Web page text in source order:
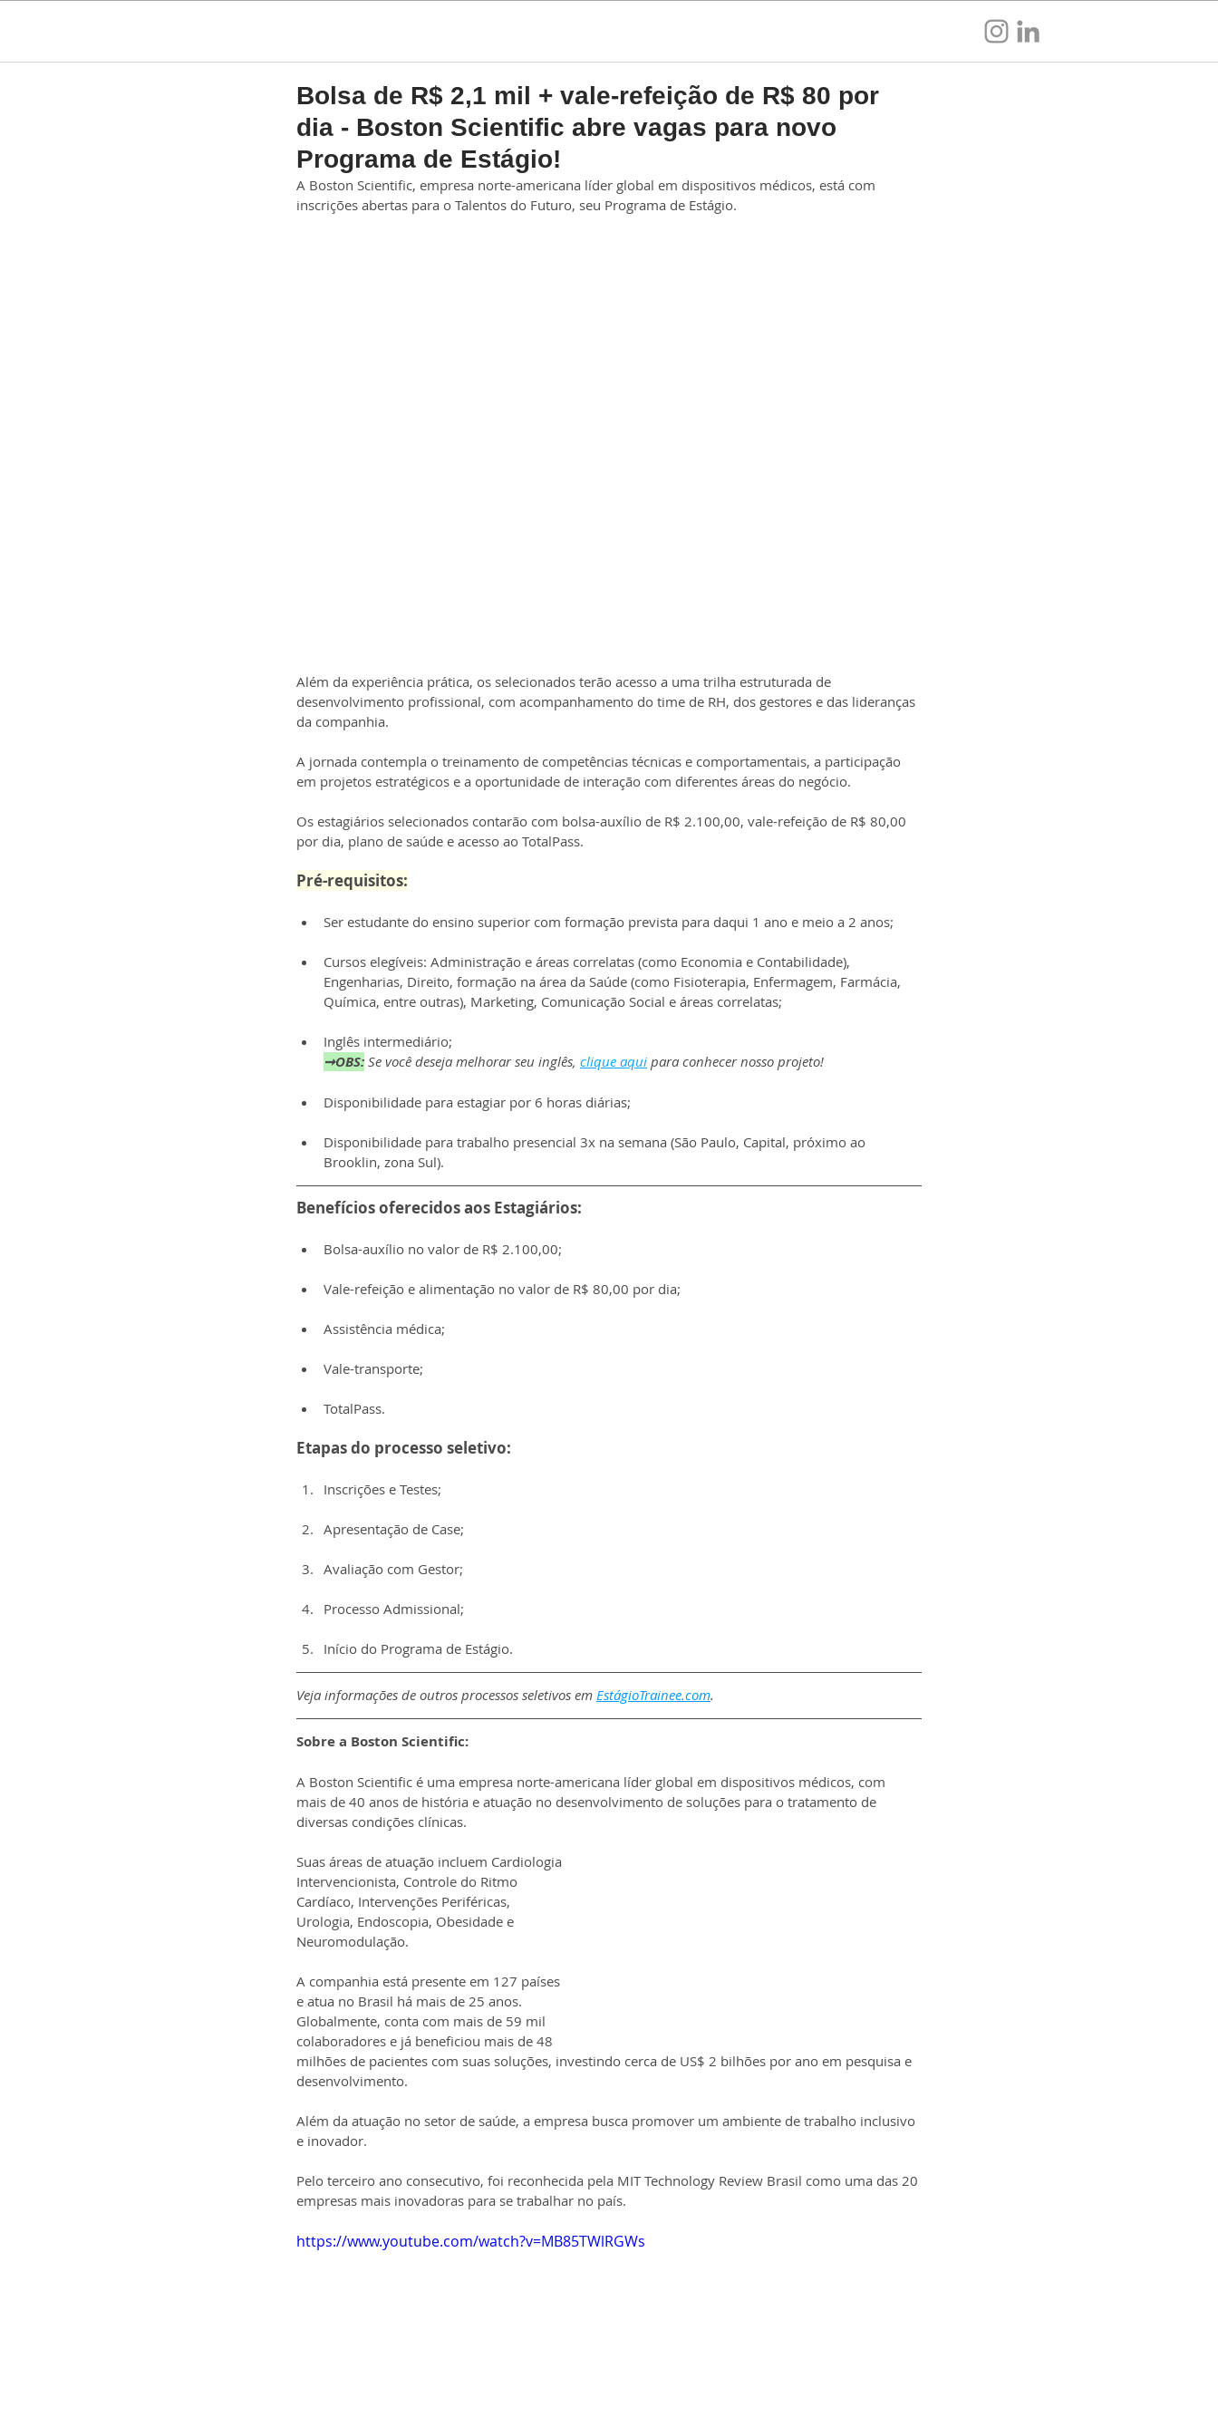
Bolsa de R$ 2,1 mil + vale-refeição de R$ 80 por
dia - Boston Scientific abre vagas para novo
Programa de Estágio!
A Boston Scientific, empresa norte-americana líder global em dispositivos médicos, está com
inscrições abertas para o Talentos do Futuro, seu Programa de Estágio.
Além da experiência prática, os selecionados terão acesso a uma trilha estruturada de
desenvolvimento profissional, com acompanhamento do time de RH, dos gestores e das lideranças
da companhia.
A jornada contempla o treinamento de competências técnicas e comportamentais, a participação
em projetos estratégicos e a oportunidade de interação com diferentes áreas do negócio.
Os estagiários selecionados contarão com bolsa-auxílio de R$ 2.100,00, vale-refeição de R$ 80,00
por dia, plano de saúde e acesso ao TotalPass.
Pré-requisitos:
Ser estudante do ensino superior com formação prevista para daqui 1 ano e meio a 2 anos;
Cursos elegíveis: Administração e áreas correlatas (como Economia e Contabilidade),
Engenharias, Direito, formação na área da Saúde (como Fisioterapia, Enfermagem, Farmácia,
Química, entre outras), Marketing, Comunicação Social e áreas correlatas;
Inglês intermediário;
➞OBS: Se você deseja melhorar seu inglês, clique aqui para conhecer nosso projeto!
Disponibilidade para estagiar por 6 horas diárias;
Disponibilidade para trabalho presencial 3x na semana (São Paulo, Capital, próximo ao
Brooklin, zona Sul).
Benefícios oferecidos aos Estagiários:
Bolsa-auxílio no valor de R$ 2.100,00;
Vale-refeição e alimentação no valor de R$ 80,00 por dia;
Assistência médica;
Vale-transporte;
TotalPass.
Etapas do processo seletivo:
Inscrições e Testes;
Apresentação de Case;
Avaliação com Gestor;
Processo Admissional;
Início do Programa de Estágio.
Veja informações de outros processos seletivos em EstágioTrainee.com.
Sobre a Boston Scientific:
A Boston Scientific é uma empresa norte-americana líder global em dispositivos médicos, com
mais de 40 anos de história e atuação no desenvolvimento de soluções para o tratamento de
diversas condições clínicas.
Suas áreas de atuação incluem Cardiologia
Intervencionista, Controle do Ritmo
Cardíaco, Intervenções Periféricas,
Urologia, Endoscopia, Obesidade e
Neuromodulação.
A companhia está presente em 127 países
e atua no Brasil há mais de 25 anos.
Globalmente, conta com mais de 59 mil
colaboradores e já beneficiou mais de 48
milhões de pacientes com suas soluções, investindo cerca de US$ 2 bilhões por ano em pesquisa e
desenvolvimento.
Além da atuação no setor de saúde, a empresa busca promover um ambiente de trabalho inclusivo
e inovador.
Pelo terceiro ano consecutivo, foi reconhecida pela MIT Technology Review Brasil como uma das 20
empresas mais inovadoras para se trabalhar no país.
https://www.youtube.com/watch?v=MB85TWlRGWs